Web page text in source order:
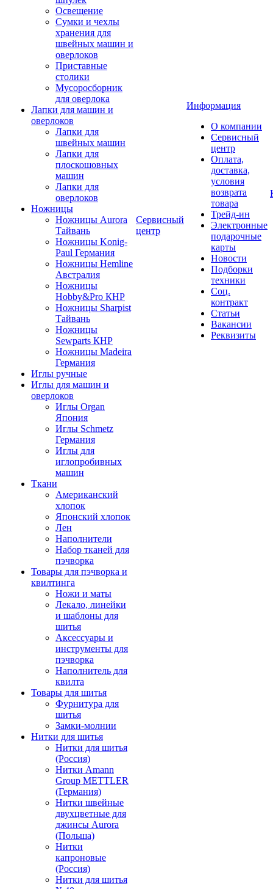
Освещение
Сумки и чехлы
хранения для
швейных машин и
оверлоков
Приставные
столики
Мусоросборник
для оверлока
Лапки для машин и
оверлоков
Лапки для
швейных машин
Лапки для
плоскошовных
машин
Лапки для
оверлоков
Ножницы
Ножницы Aurora
Тайвань
Ножницы Konig-
Paul Германия
Ножницы Hemline
Австралия
Ножницы
Hobby&Pro КНР
Ножницы Sharpist
Тайвань
Ножницы
Sewparts КНР
Ножницы Madeira
Германия
Иглы ручные
Иглы для машин и
оверлоков
Иглы Organ
Япония
Иглы Schmetz
Германия
Иглы для
иглопробивных
машин
Ткани
Американский
хлопок
Японский хлопок
Лен
Наполнители
Набор тканей для
пэчворка
Товары для пэчворка и
квилтинга
Ножи и маты
Лекало, линейки
и шаблоны для
шитья
Аксессуары и
инструменты для
пэчворка
Наполнитель для
квилта
Товары для шитья
Фурнитура для
шитья
Замки-молнии
Нитки для шитья
Нитки для шитья
(Россия)
Нитки Amann
Group METTLER
(Германия)
Нитки швейные
двухцветные для
джинсы Aurora
(Польша)
Нитки
капроновые
(Россия)
Нитки для шитья
Сервисный
центр
Информация
О компании
Сервисный
центр
Оплата,
доставка,
условия
возврата
товара
Трейд-ин
Электронные
подарочные
карты
Новости
Подборки
техники
Соц.
контракт
Статьи
Вакансии
Реквизиты